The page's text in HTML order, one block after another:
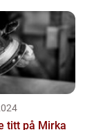
titt på Mirka